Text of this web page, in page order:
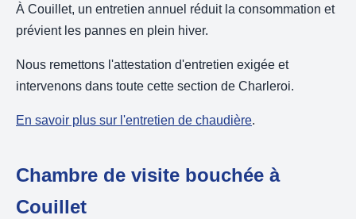
À Couillet, un entretien annuel réduit la consommation et
prévient les pannes en plein hiver.
Nous remettons l'attestation d'entretien exigée et
intervenons dans toute cette section de Charleroi.
En savoir plus sur l'entretien de chaudière.
Chambre de visite bouchée à
Couillet